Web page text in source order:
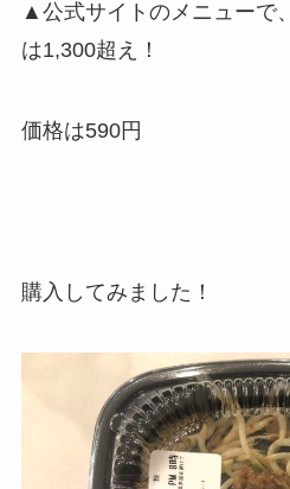
▲公式サイトのメニューで
は1,300超え！
価格は590円
購入してみました！